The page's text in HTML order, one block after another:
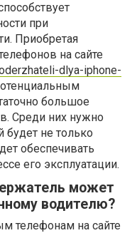
при
Приобретая
на сайте
dlya-iphone-
большое
Среди них нужно
будет не только
обеспечивать
его эксплуатации.
может
водителю?
телефонам на сайте